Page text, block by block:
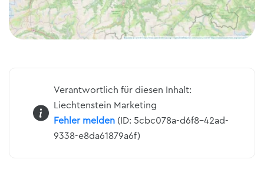
Verantwortlich für diesen Inhalt:
Liechtenstein Marketing
Fehler melden (ID: 5cbc078a-d6f8-42ad-
9338-e8da61879a6f)